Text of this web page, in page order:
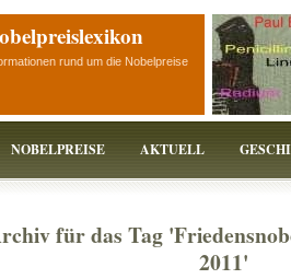
rund um die Nobelpreise
NOBELPREISE AKTUELL
für das Tag
2011'